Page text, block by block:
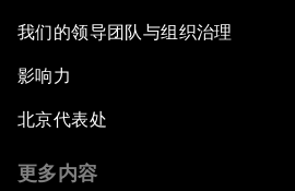
我们的领导团队与组织治理
影响力
北京代表处
更多内容